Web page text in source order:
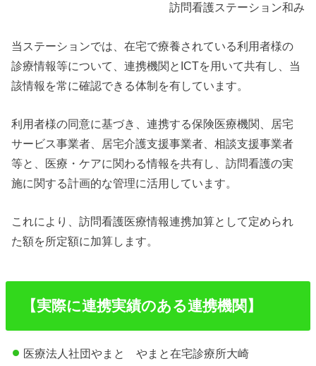
訪問看護ステーション和み
当ステーションでは、在宅で療養されている利用者様の
診療情報等について、連携機関とICTを用いて共有し、当
該情報を常に確認できる体制を有しています。
利用者様の同意に基づき、連携する保険医療機関、居宅
サービス事業者、居宅介護支援事業者、相談支援事業者
等と、医療・ケアに関わる情報を共有し、訪問看護の実
施に関する計画的な管理に活用しています。
これにより、訪問看護医療情報連携加算として定められ
た額を所定額に加算します。
【実際に連携実績のある連携機関】
医療法人社団やまと やまと在宅診療所大崎